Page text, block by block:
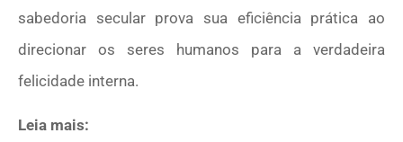
sabedoria secular prova sua eficiência prática ao
direcionar os seres humanos para a verdadeira
felicidade interna.
Leia mais: